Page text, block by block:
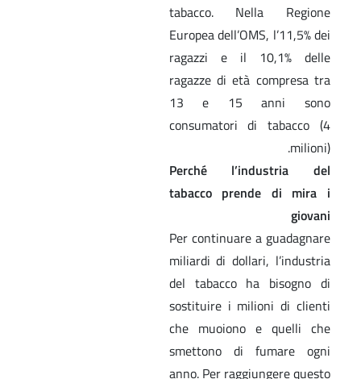
tabacco. Nella Regione
Europea dell’OMS, l’11,5% dei
ragazzi e il 10,1% delle
ragazze di età compresa tra
13 e 15 anni sono
consumatori di tabacco (4
milioni).
Perché l’industria del
tabacco prende di mira i
giovani
Per continuare a guadagnare
miliardi di dollari, l’industria
del tabacco ha bisogno di
sostituire i milioni di clienti
che muoiono e quelli che
smettono di fumare ogni
anno. Per raggiungere questo